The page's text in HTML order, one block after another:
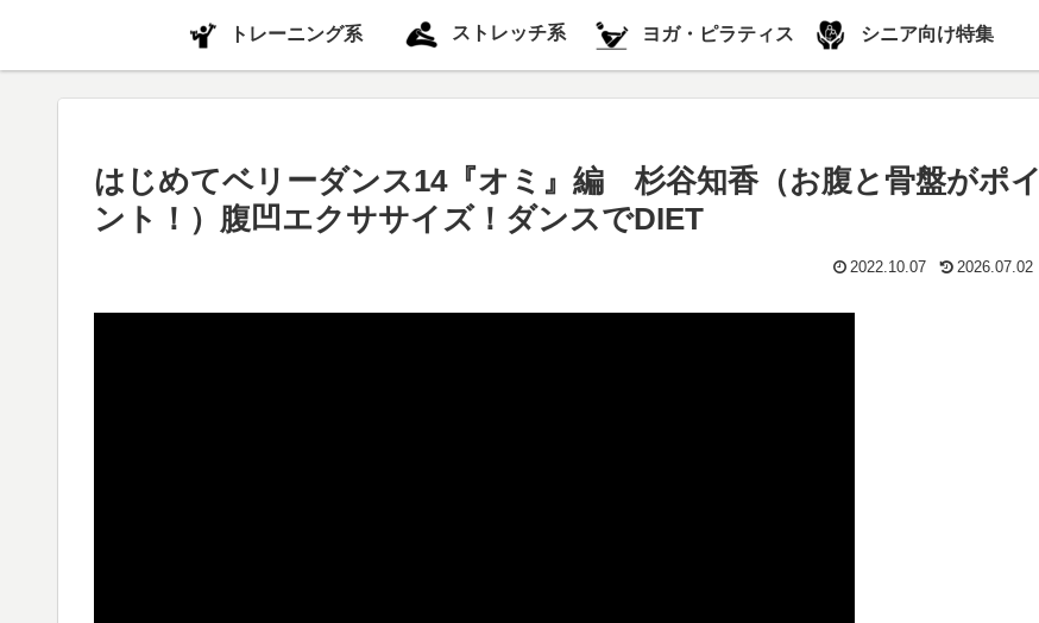
トレーニング系 ストレッチ系 ヨガ・ピラティス シニア向け特集
はじめてベリーダンス14『オミ』編 杉谷知香（お腹と骨盤がポイ
ント！）腹凹エクササイズ！ダンスでDIET
2022.10.07 2026.07.02